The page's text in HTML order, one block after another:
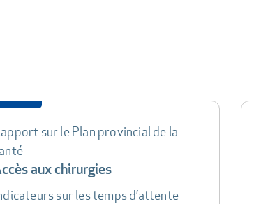
sur le Plan provincial de la
aux chirurgies
sur les temps d’attente